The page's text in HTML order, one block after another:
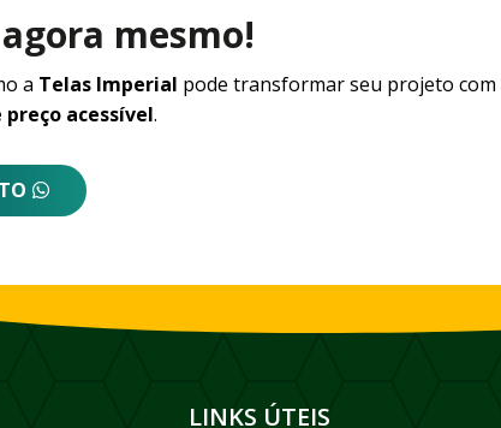
mesmo!
a Telas Imperial pode transformar seu projeto com
acessível.
LINKS ÚTEIS